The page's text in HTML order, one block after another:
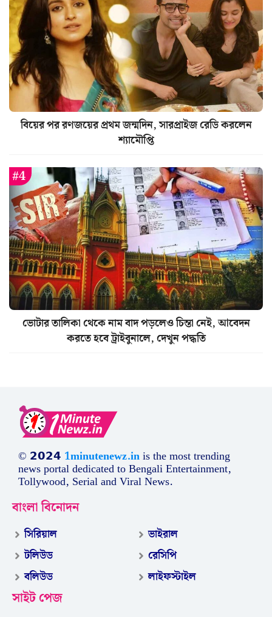
বিয়ের পর রণজয়ের প্রথম জন্মদিন, সারপ্রাইজ রেডি করলেন
শ্যামৌপ্তি
ভোটার তালিকা থেকে নাম বাদ পড়লেও চিন্তা নেই, আবেদন
করতে হবে ট্রাইবুনালে, দেখুন পদ্ধতি
© 𝟮𝟬𝟮𝟰 1minutenewz.inis the most trending
news portal dedicated to Bengali Entertainment,
Tollywood, Serial and Viral News.
বাংলা বিনোদন
সিরিয়াল
টলিউড
বলিউড
ভাইরাল
রেসিপি
লাইফস্টাইল
সাইট পেজ